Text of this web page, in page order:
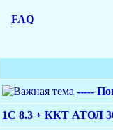
FAQ
-----
1С 8.3 + ККТ АТОЛ